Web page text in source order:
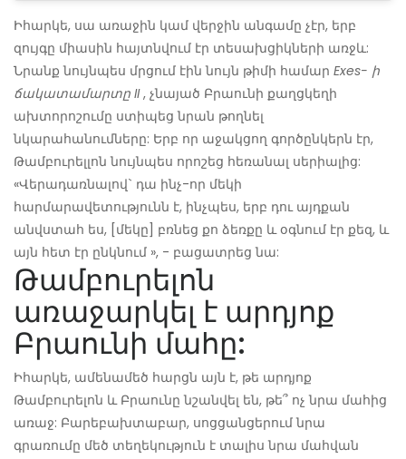
Իհարկե, սա առաջին կամ վերջին անգամը չէր, երբ
զույգը միասին հայտնվում էր տեսախցիկների առջև:
Նրանք նույնպես մրցում էին նույն թիմի համար Exes- ի
ճակատամարտը II, չնայած Բրաունի քաղցկեղի
ախտորոշումը ստիպեց նրան թողնել
նկարահանումները: Երբ որ աջակցող գործընկերն էր,
Թամբուրելլոն նույնպես որոշեց հեռանալ սերիալից:
«Վերադառնալով` դա ինչ-որ մեկի
հարմարավետությունն է, ինչպես, երբ դու այդքան
անվստահ ես, [մեկը] բռնեց քո ձեռքը և օգնում էր քեզ, և
այն հետ էր ընկնում », - բացատրեց նա:
Թամբուրելոն
առաջարկել է արդյոք
Բրաունի մահը:
Իհարկե, ամենամեծ հարցն այն է, թե արդյոք
Թամբուրելոն և Բրաունը նշանվել են, թե՞ ոչ նրա մահից
առաջ: Բարեբախտաբար, սոցցանցերում նրա
գրառումը մեծ տեղեկություն է տալիս նրա մահվան